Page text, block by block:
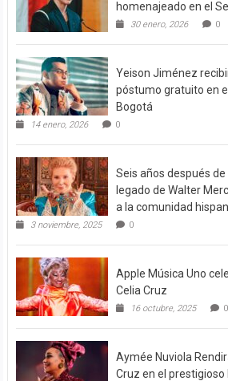
homenajeado en el
30 enero, 2026 0
Yeison Jiménez
póstumo gratuito en
Bogotá
14 enero, 2026 0
Seis años después
legado de Walter
a la comunidad
3 noviembre, 2025 0
Apple Música Uno
Celia Cruz
16 octubre, 2025 0
Aymée Nuviola
Cruz en el